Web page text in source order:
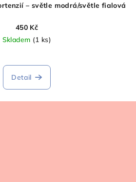
– světle modrá/světle fialová
450 Kč
Skladem (1 ks)
Detail